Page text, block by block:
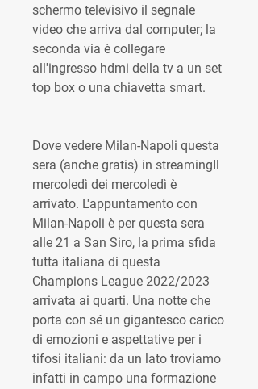
schermo televisivo il segnale
video che arriva dal computer; la
seconda via è collegare
all'ingresso hdmi della tv a un set
top box o una chiavetta smart.
Dove vedere Milan-Napoli questa
sera (anche gratis) in streamingIl
mercoledì dei mercoledì è
arrivato. L'appuntamento con
Milan-Napoli è per questa sera
alle 21 a San Siro, la prima sfida
tutta italiana di questa
Champions League 2022/2023
arrivata ai quarti. Una notte che
porta con sé un gigantesco carico
di emozioni e aspettative per i
tifosi italiani: da un lato troviamo
infatti in campo una formazione